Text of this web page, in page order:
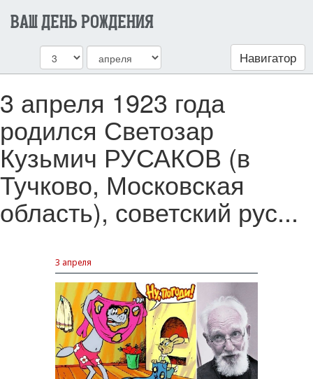
ВАШ ДЕНЬ РОЖДЕНИЯ
Навигатор
3 апреля 1923 года
родился Светозар
Кузьмич РУСАКОВ (в
Тучково, Московская
область), советский рус...
3 апреля